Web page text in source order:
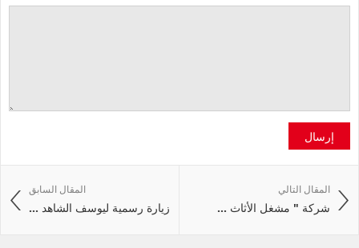
إرسال
المقال السابق
زيارة رسمية ليوسف الشاهد ...
المقال التالي
شركة " مشغل الأثاث ...